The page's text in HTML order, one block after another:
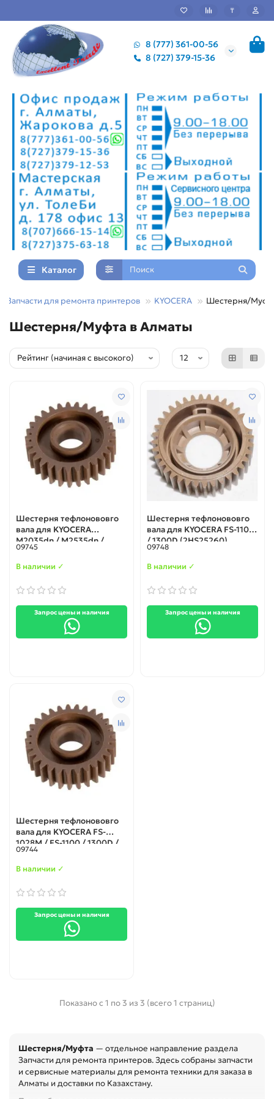
₸
8 (777) 361-00-56
8 (727) 379-15-36
Каталог
Запчасти для ремонта принтеров KYOCERA Шестерня/
Шестерня/Муфта в Алматы
Шестерня тефлонововго
вала для KYOCERA
M2035dn / M2535dn /
M2030dn / Fs-1035MFP /
M2530dn / Fs-1135MFP
09745
В наличии ✓
Запрос цены и наличия
Шестерня тефлонововго
вала для KYOCERA FS-1100
/ 1300D (2HS25260)
09748
В наличии ✓
Запрос цены и наличия
Шестерня тефлонововго
вала для KYOCERA FS-
1028M / FS-1100 / 1300D /
FS-1128MFP / FS-1350DN /
FS-2000D / 3900DN /
(302F925080)
09744
В наличии ✓
Запрос цены и наличия
Показано с 1 по 3 из 3 (всего 1 страниц)
Шестерня/Муфта — отдельное направление раздела
Запчасти для ремонта принтеров. Здесь собраны запчасти
и сервисные материалы для ремонта техники для заказа в
Алматы и доставки по Казахстану.